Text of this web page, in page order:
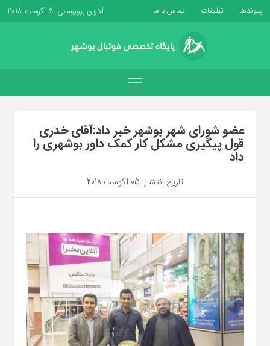
پیوندها تبلیغات تماس با ما آخرین بروزرسانی: 5 آگوست 2018
عضو شورای شهر بوشهر خبر داد:آقای خدری
قول پیگیری مشکل کار کمک داور بوشهری را
داد
تاریخ انتشار: 05 آگوست 2018